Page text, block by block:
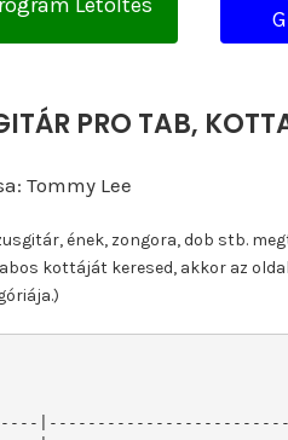
PRO TAB,
Tommy Lee
ének, zongora, dob stb.
kottáját keresed, akkor az